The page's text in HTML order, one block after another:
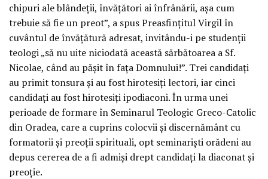
chipuri ale blândeții, învățători ai înfrânării, așa cum
trebuie să fie un preot”, a spus Preasfințitul Virgil în
cuvântul de învățătură adresat, invitându-i pe studenții
teologi „să nu uite niciodată această sărbătoarea a Sf.
Nicolae, când au pășit în fața Domnului!”. Trei candidați
au primit tonsura și au fost hirotesiți lectori, iar cinci
candidați au fost hirotesiți ipodiaconi. În urma unei
perioade de formare în Seminarul Teologic Greco-Catolic
din Oradea, care a cuprins colocvii și discernământ cu
formatorii și preoții spirituali, opt seminariști orădeni au
depus cererea de a fi admiși drept candidați la diaconat și
preoție.